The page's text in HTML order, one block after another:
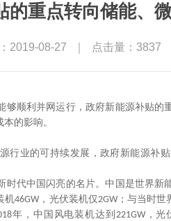
的重点转向储能、
2019-08-27 点击量：3837
够顺利并网运行，政府新能源补贴
的影响。
行业的可持续发展，政府新能源补
时代中国闪亮的名片。中国是世界
机46GW，光伏装机仅2GW；与当时世
年，中国风电装机达到 221GW，光